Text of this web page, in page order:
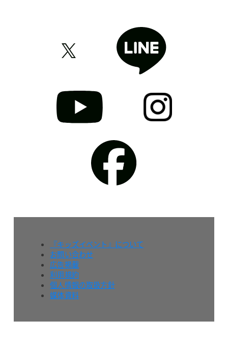
『キッズイベント』について
お問い合わせ
広告掲載
利用規約
個人情報の取扱方針
媒体資料